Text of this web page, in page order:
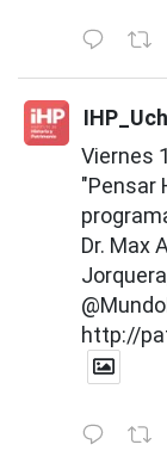
Viernes
"Pensar
Dr. Max
http://